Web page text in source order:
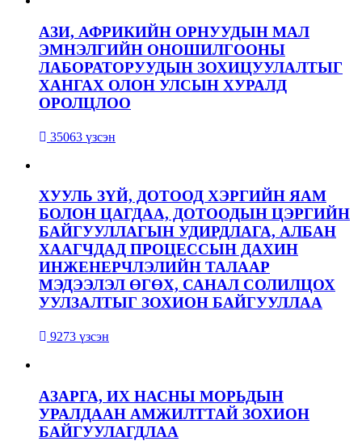
АЗИ, АФРИКИЙН ОРНУУДЫН МАЛ
ЭМНЭЛГИЙН ОНОШИЛГООНЫ
ЛАБОРАТОРУУДЫН ЗОХИЦУУЛАЛТЫГ
ХАНГАХ ОЛОН УЛСЫН ХУРАЛД
ОРОЛЦЛОО
35063 үзсэн
ХУУЛЬ ЗҮЙ, ДОТООД ХЭРГИЙН ЯАМ
БОЛОН ЦАГДАА, ДОТООДЫН ЦЭРГИЙН
БАЙГУУЛЛАГЫН УДИРДЛАГА, АЛБАН
ХААГЧДАД ПРОЦЕССЫН ДАХИН
ИНЖЕНЕРЧЛЭЛИЙН ТАЛААР
МЭДЭЭЛЭЛ ӨГӨХ, САНАЛ СОЛИЛЦОХ
УУЛЗАЛТЫГ ЗОХИОН БАЙГУУЛЛАА
9273 үзсэн
АЗАРГА, ИХ НАСНЫ МОРЬДЫН
УРАЛДААН АМЖИЛТТАЙ ЗОХИОН
БАЙГУУЛАГДЛАА